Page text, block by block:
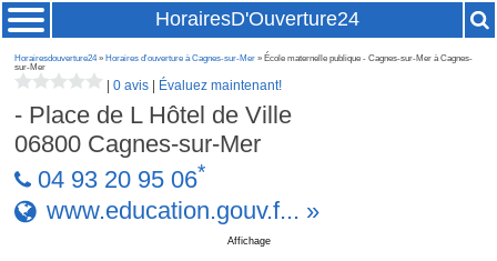
HorairesD'Ouverture24
Horairesdouverture24» Horaires d'ouverture à Cagnes-sur-Mer » École maternelle publique - Cagnes-sur-Mer à Cagnes-
sur-Mer
|0 avis Évaluez maintenant!
- Place de L Hôtel de Ville
06800 Cagnes-sur-Mer
04 93 20 95 06*
www.education.gouv.f... »
Affichage